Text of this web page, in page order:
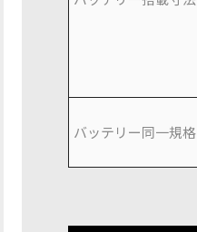
バッテリー同一規格